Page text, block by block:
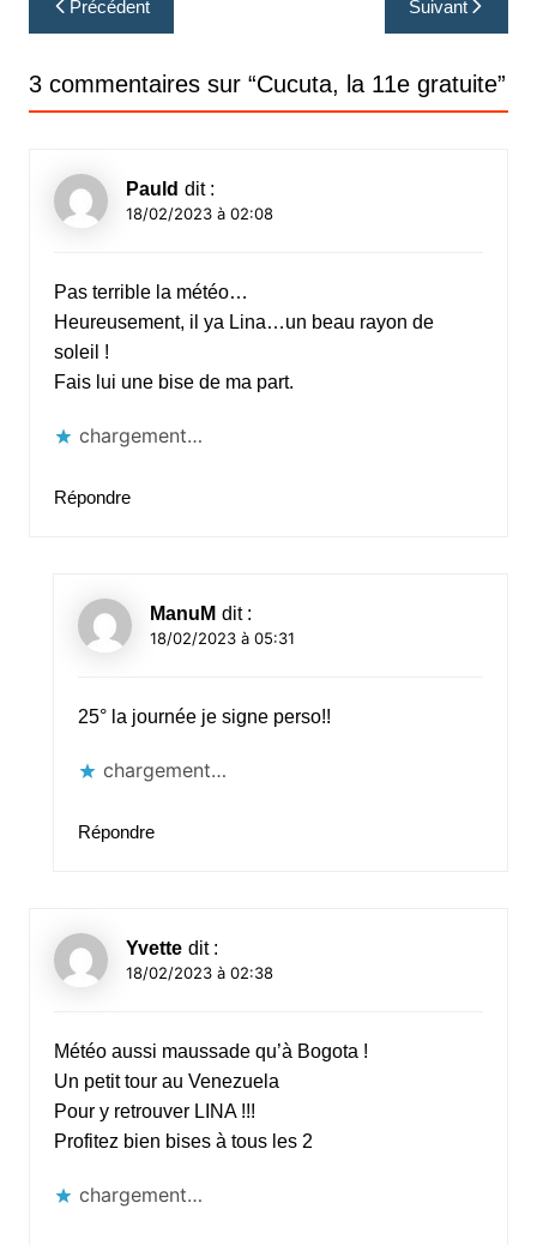
de
l’article
Précédent Suivant
3 commentaires sur “Cucuta, la 11e gratuite”
Pauld dit :
18/02/2023 à 02:08
Pas terrible la météo…
Heureusement, il ya Lina…un beau rayon de
soleil !
Fais lui une bise de ma part.
chargement…
Répondre
ManuM dit :
18/02/2023 à 05:31
25° la journée je signe perso!!
chargement…
Répondre
Yvette dit :
18/02/2023 à 02:38
Météo aussi maussade qu’à Bogota !
Un petit tour au Venezuela
Pour y retrouver LINA !!!
Profitez bien bises à tous les 2
chargement…